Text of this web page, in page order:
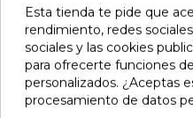
Pensamos que
favorite favorite
Esta tienda te pide que
rendimiento, redes
sociales y las cookies
para ofrecerte funciones
personalizados. ¿Aceptas
procesamiento de datos